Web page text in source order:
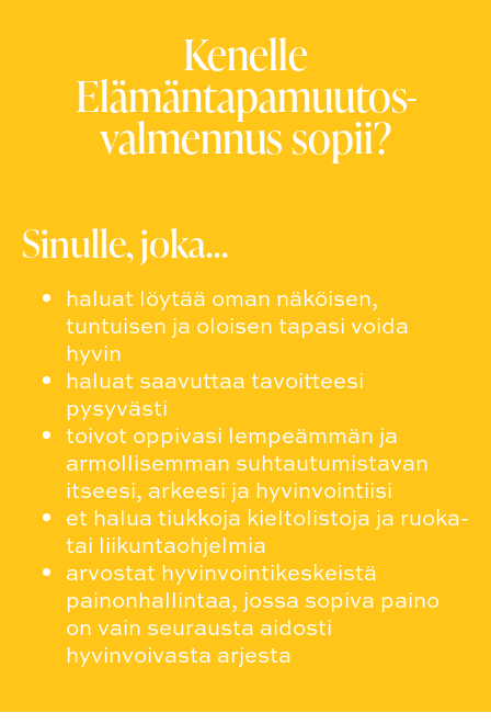
Kenelle
Elämäntapamuutos-
valmennus sopii?
Sinulle, joka…
haluat löytää oman näköisen,
tuntuisen ja oloisen tapasi voida
hyvin
haluat saavuttaa tavoitteesi
pysyvästi
toivot oppivasi lempeämmän ja
armollisemman suhtautumistavan
itseesi, arkeesi ja hyvinvointiisi
et halua tiukkoja kieltolistoja ja ruoka-
tai liikuntaohjelmia
arvostat hyvinvointikeskeistä
painonhallintaa, jossa sopiva paino
on vain seurausta aidosti
hyvinvoivasta arjesta